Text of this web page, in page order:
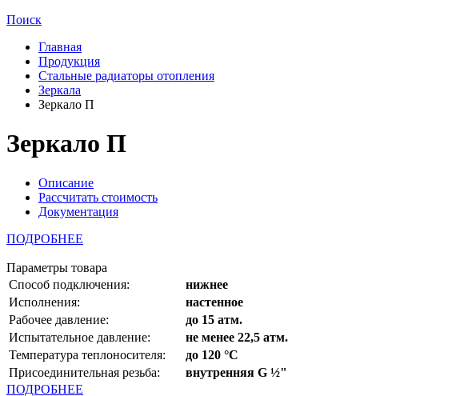
Поиск
Главная
Продукция
Стальные радиаторы отопления
Зеркала
Зеркало П
Зеркало П
Описание
Рассчитать стоимость
Документация
ПОДРОБНЕЕ
Параметры товара
Способ подключения:
нижнее
Исполнения:
настенное
Рабочее давление:
до 15 атм.
Испытательное давление:
не менее 22,5 атм.
Температура теплоносителя:
до 120 °С
Присоединительная резьба:
внутренняя G ½"
ПОДРОБНЕЕ